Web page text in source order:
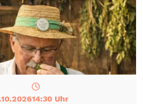
14:30 Uhr